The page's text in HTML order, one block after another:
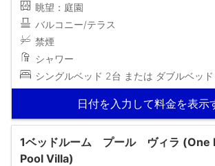
眺望：庭園
バルコニー/テラス
禁煙
シャワー
シングルベッド 2台 または ダブルベッド
日付を入力して料金を表示
1ベッドルーム プール ヴィラ (One
Pool Villa)